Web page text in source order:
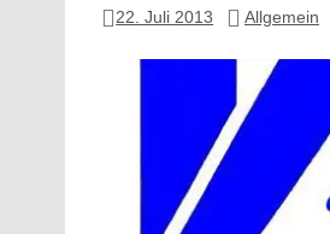
22. Juli 2013 Allgemein